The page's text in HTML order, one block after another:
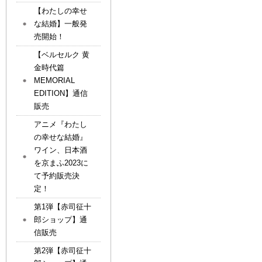
【わたしの幸せ
な結婚】一般発
売開始！
【ベルセルク 黄
金時代篇
MEMORIAL
EDITION】通信
販売
アニメ『わたし
の幸せな結婚』
ワイン、日本酒
を京まふ2023に
て予約販売決
定！
第1弾【赤司征十
郎ショップ】通
信販売
第2弾【赤司征十